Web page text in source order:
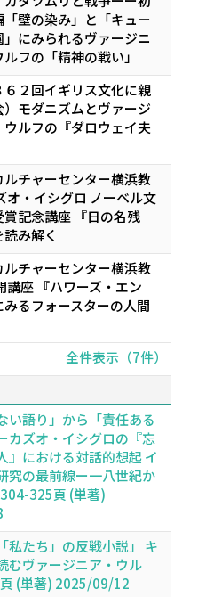
「壁の染み」と「キュー
」にみられるヴァージニ
フの「精神の戦い」
６２回イギリス文化に親
）モダニズムとヴァージ
ウルフの『ダロウェイ夫
ルチャーセンター横浜教
オ・イシグロ ノーベル文
賞記念講座 『日の名残
読み解く
ルチャーセンター横浜教
講座 『ハワーズ・エン
みるフォースターの人間
全件表示（7件）
い語り」から「責任ある
カズオ・イシグロの『忘
』における対話的想起 イ
究の最前線ー一八世紀か
325頁 (単著)
私たち」の反戦小説」 キ
むヴァージニア・ウル
(単著) 2025/09/12